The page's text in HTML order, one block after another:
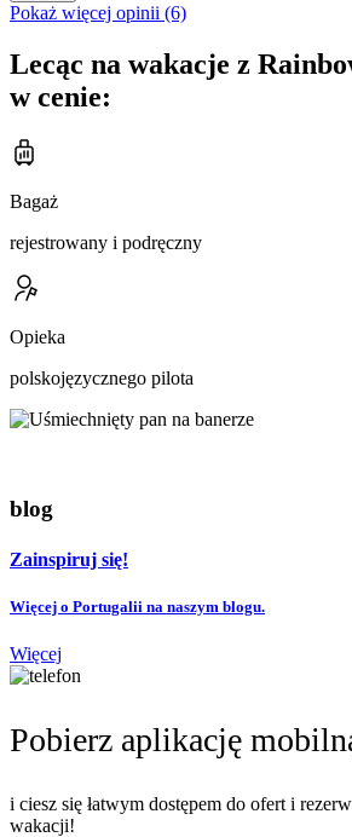
Pokaż więcej opinii (6)
Lecąc na wakacje z
w cenie:
Bagaż
rejestrowany i podręczny
Opieka
polskojęzycznego pilota
blog
Zainspiruj się!
Więcej o Portugalii na naszym blogu.
Więcej
Pobierz aplikację
i ciesz się łatwym dostępem do ofert i
wakacji!